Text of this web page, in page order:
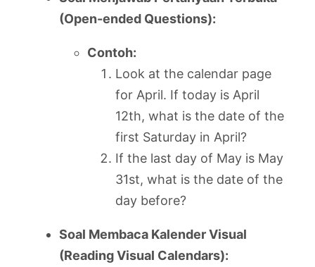
(Open-ended Questions):
Contoh:
Look at the calendar page
for April. If today is April
12th, what is the date of the
first Saturday in April?
If the last day of May is May
31st, what is the date of the
day before?
Soal Membaca Kalender Visual
(Reading Visual Calendars):